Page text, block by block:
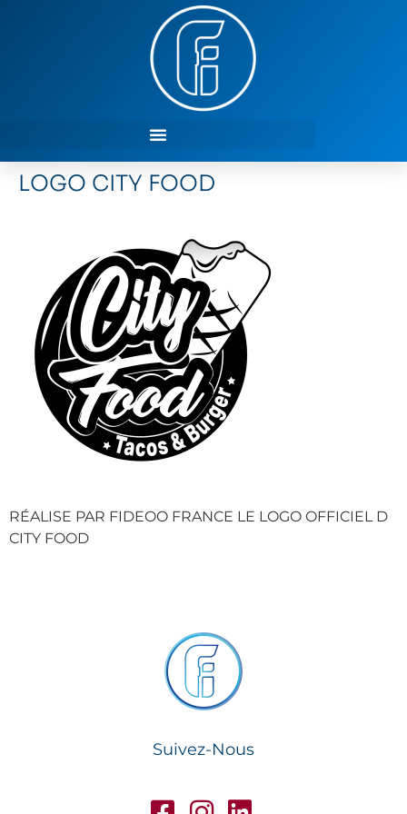
LOGO CITY FOOD
RÉALISE PAR FIDEOO FRANCE LE LOGO OFFICIEL D
CITY FOOD
Suivez-Nous